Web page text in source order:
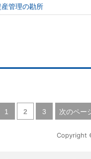
管理の勘所
1 2 3 次のペー
Copyright